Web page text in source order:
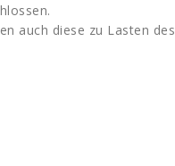
auch diese zu Lasten des